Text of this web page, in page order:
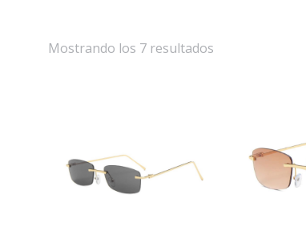
Mostrando los 7 resultados